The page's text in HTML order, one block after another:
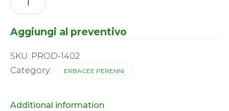
-
Shangai
quantity
Aggiungi al preventivo
SKU: PROD-1402
Category:
ERBACEE PERENNI
Additional information